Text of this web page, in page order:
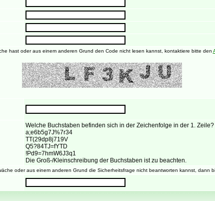
hast oder aus einem anderen Grund den Code nicht lesen kannst, kontaktiere bitte den
Welche Buchstaben befinden sich in der Zeichenfolge in der 1. Zeile?
a;e6b5g7J%7r34
TT(29dp8j719V
Q5?84TJ=fYTD
!Pd9=7hmW6J3q1
Die Groß-/Kleinschreibung der Buchstaben ist zu beachten.
oder aus einem anderen Grund die Sicherheitsfrage nicht beantworten kannst, dann